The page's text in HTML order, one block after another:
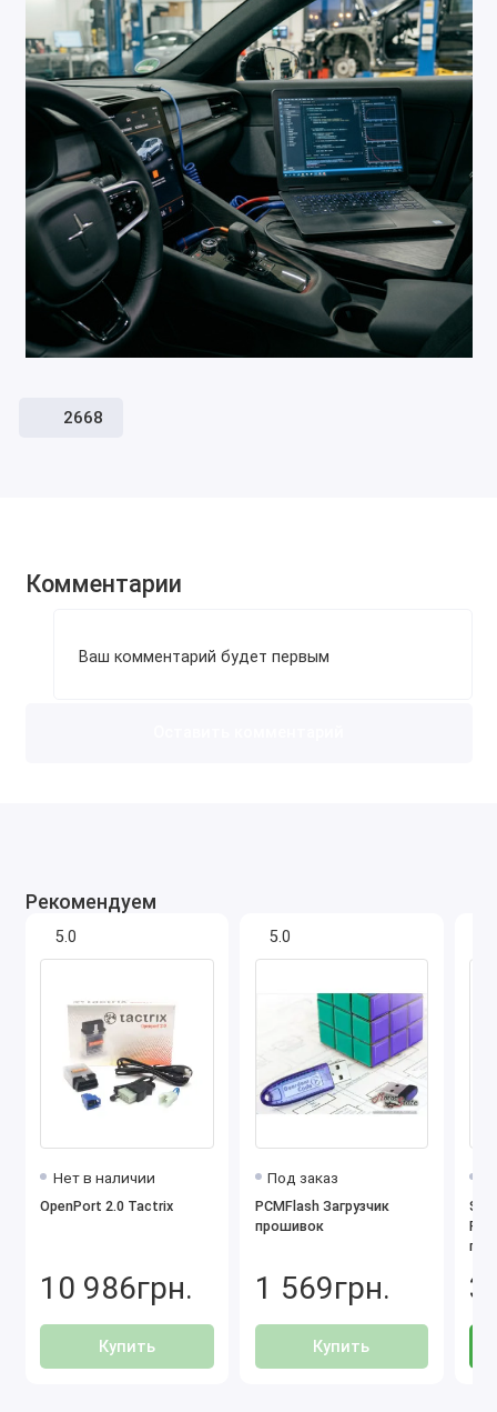
2668
Комментарии
Ваш комментарий будет первым
Рекомендуем
5.0
Нет в наличии
OpenPort 2.0 Tactrix
10 986грн.
Купить
5.0
Под заказ
PCMFlash Загрузчик
прошивок
1 569грн.
Купить
3